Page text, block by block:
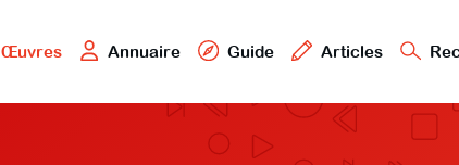
Œuvres Annuaire Guide Articles